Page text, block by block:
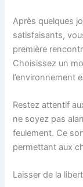
Après quelques
satisfaisants,
première
Choisissez un
l’environnement
Restez attentif
ne soyez pas
feulement. Ce
permettant aux
Laisser de la